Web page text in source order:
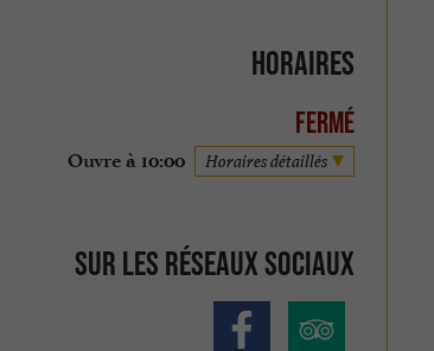
Horaires
Fermé
Ouvre à 10:00 Horaires détaillés
Sur les réseaux sociaux